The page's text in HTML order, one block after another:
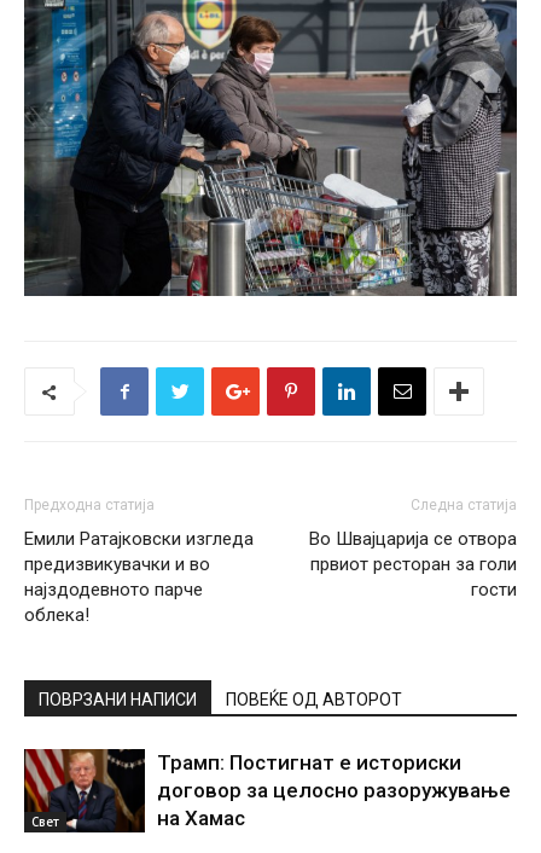
Предходна статија
Емили Ратајковски изгледа
предизвикувачки и во
најздодевното парче
облека!
Следна статија
Во Швајцарија се отвора
првиот ресторан за голи
гости
ПОВРЗАНИ НАПИСИ ПОВЕЌЕ ОД АВТОРОТ
Свет
Трамп: Постигнат е историски
договор за целосно разоружување
на Хамас